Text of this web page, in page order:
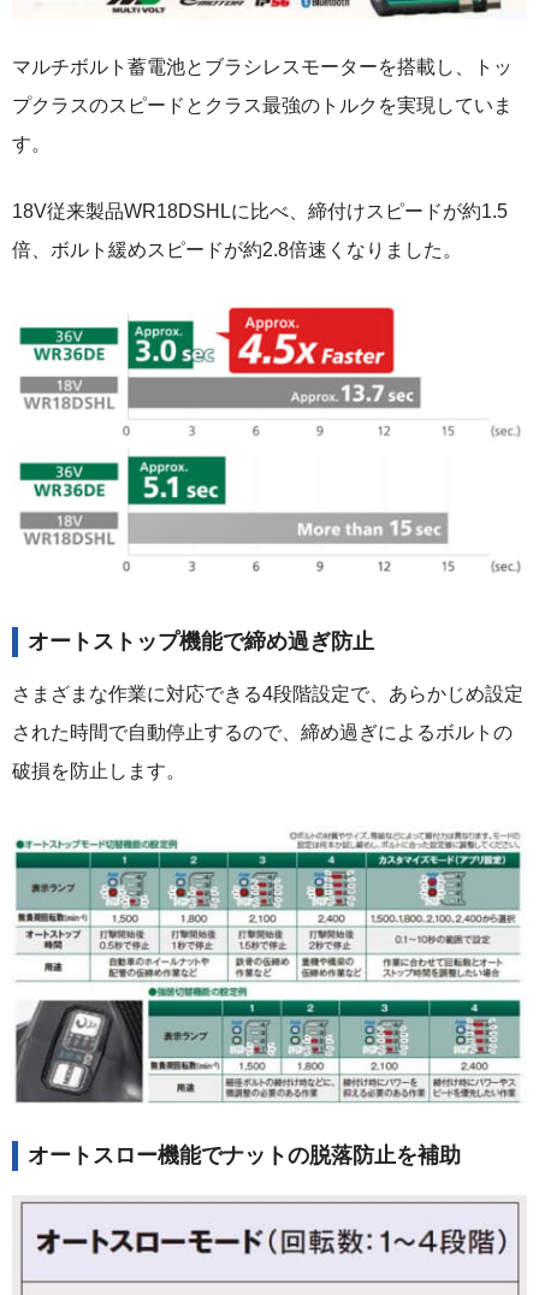
マルチボルト蓄電池とブラシレスモーターを搭載し、トッ
プクラスのスピードとクラス最強のトルクを実現していま
す。
18V従来製品WR18DSHLに比べ、締付けスピードが約1.5
倍、ボルト緩めスピードが約2.8倍速くなりました。
オートストップ機能で締め過ぎ防止
さまざまな作業に対応できる4段階設定で、あらかじめ設定
された時間で自動停止するので、締め過ぎによるボルトの
破損を防止します。
オートスロー機能でナットの脱落防止を補助